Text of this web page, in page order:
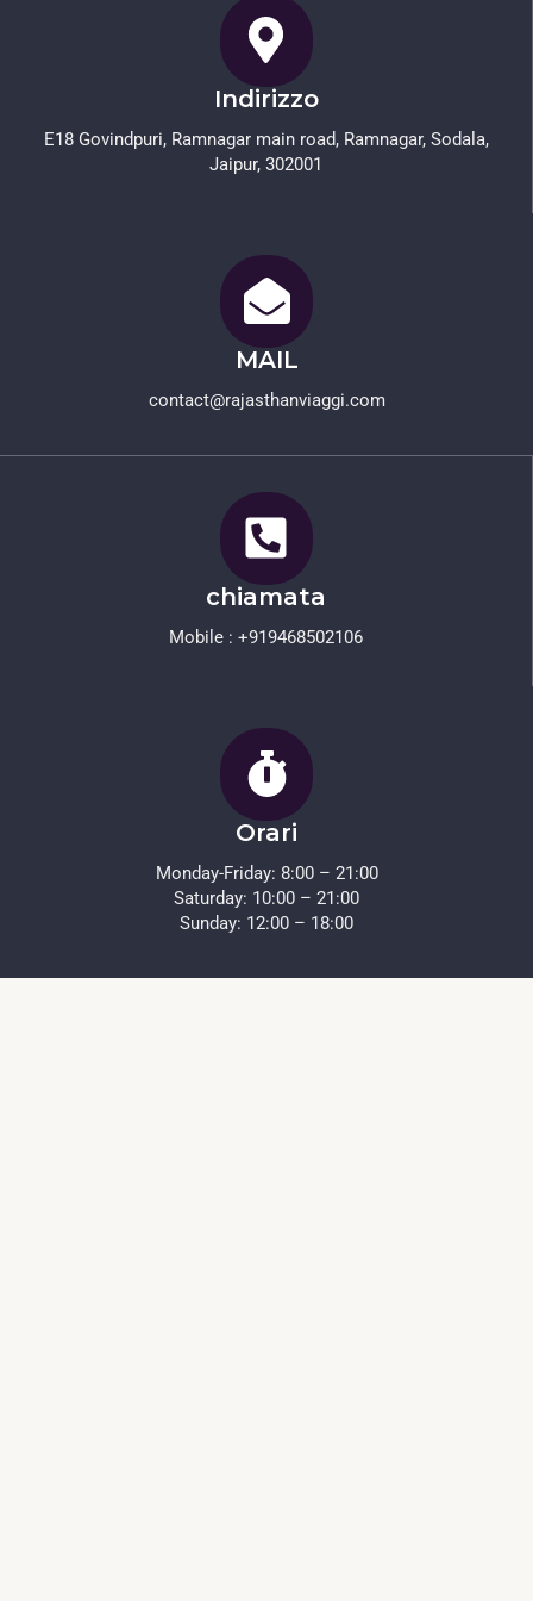
Indirizzo
E18 Govindpuri, Ramnagar main road, Ramnagar, Sodala,
Jaipur, 302001
MAIL
contact@rajasthanviaggi.com​
chiamata
Mobile : +919468502106
Orari
Monday-Friday: 8:00 – 21:00
Saturday: 10:00 – 21:00
Sunday: 12:00 – 18:00